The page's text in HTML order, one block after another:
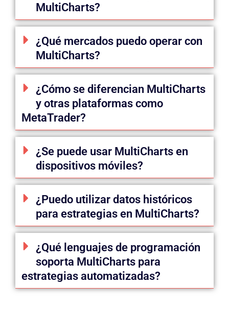
MultiCharts?
¿Qué mercados puedo operar con
MultiCharts?
¿Cómo se diferencian MultiCharts
y otras plataformas como
MetaTrader?
¿Se puede usar MultiCharts en
dispositivos móviles?
¿Puedo utilizar datos históricos
para estrategias en MultiCharts?
¿Qué lenguajes de programación
soporta MultiCharts para
estrategias automatizadas?